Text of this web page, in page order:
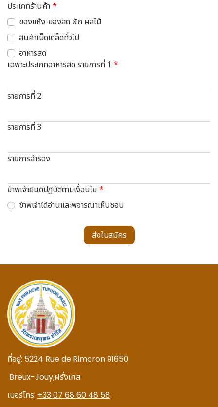
ประเภทร้านค้า
ของแห้ง-ของสด ผัก ผลไม้
สินค้าเบ็ดเตล็ดทั่วไป
อาหารสด
เฉพาะประเภทอาหารสด รายการที่ 1
รายการที่ 2
รายการที่ 3
รายการสำรอง
ข้าพเจ้ายินดีปฎิบัติตามเงื่อนไข
ข้าพเจ้าได้อ่านและพิจารณาเห็นชอบ
ส่งใบสมัคร
ที่อยู่: 5224 Rue de Rimoron 91650
Breux-Jouy,ฝรั่งเศส
เบอร์โทร: +33 07 68 60 48 58